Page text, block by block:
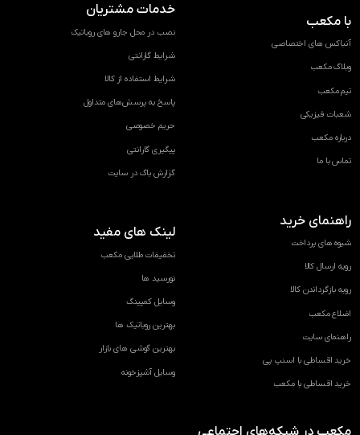
با مکعب
آنباکس های اختصاصی
وبلاگ مکعب
تیم مکعب
شعبات فیزیکی
درباره مکعب
تماس با ما
خدمات مشتریان
نصب در محل جارو های روباتیک
شرایط گارانتی
شرایط استفاده از کالا
پاسخ به پرسش‌های متداول
حریم خصوصی
پیگیری گارانتی
گزارش باگ در سایت
راهنمای خرید
شیوه های پرداخت
رویه ارسال کالا
رویه بازگرداندن کالا
اضلاع مکعب
راهنمای سایت
خرید اقساطی با اسنپ پی
خرید اقساطی با مکعب
لینک های مفید
تخفیفات طلایی مکعب
نورسید ها
وسایل کمپینگ
بهترین روباتیک ها
بهترین گوشی های بازار
وسایل آشپزخونه